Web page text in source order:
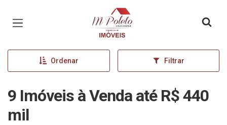
Página inicial
Ordenar Filtrar
9 Imóveis à Venda até R$ 440
mil